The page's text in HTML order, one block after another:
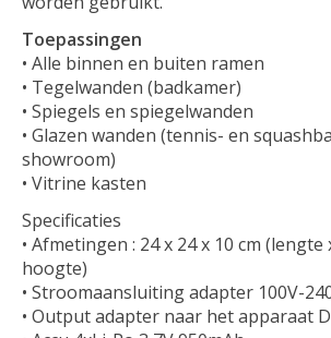
Toepassingen
• Alle binnen en buiten ramen
• Tegelwanden (badkamer)
• Spiegels en spiegelwanden
• Glazen wanden (tennis- en
showroom)
• Vitrine kasten
Specificaties
• Afmetingen : 24 x 24 x 10 cm
hoogte)
• Stroomaansluiting adapter 100V-
• Output adapter naar het apparaat